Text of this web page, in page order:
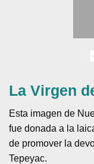
La Virgen
Esta imagen de
fue donada a la
de promover la
Tepeyac.